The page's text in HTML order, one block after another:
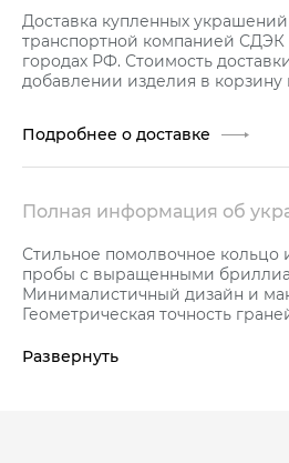
Доставка купленных
транспортной компанией СДЭК
городах РФ. Стоимость
добавлении изделия в корзину
Подробнее о доставке
Полная информация об
Стильное помолвочное кольцо
пробы с выращенными
Минималистичный дизайн и
Геометрическая точность
Средняя характеристика
Развернуть